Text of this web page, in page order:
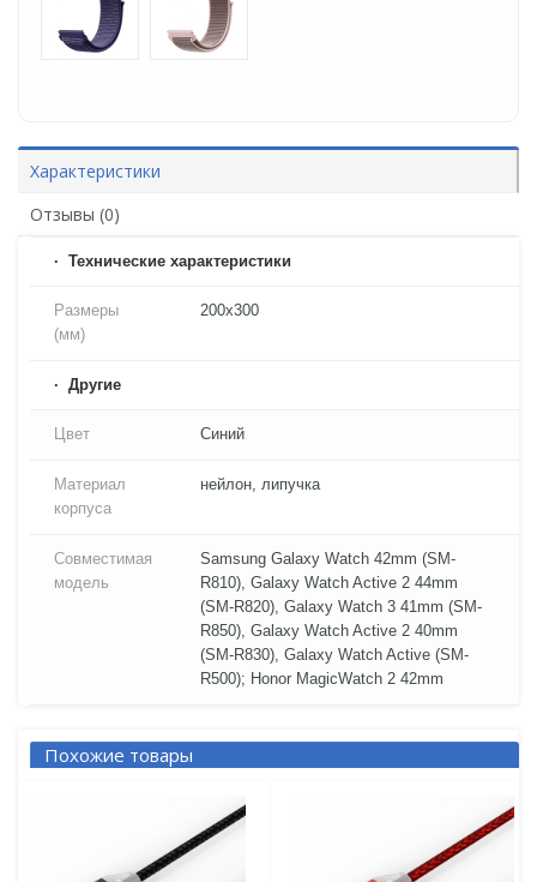
Характеристики
Отзывы (0)
Технические характеристики
Размеры
(мм)
200х300
Другие
Цвет Синий
Материал
корпуса
нейлон, липучка
Совместимая
модель
Samsung Galaxy Watch 42mm (SM-
R810), Galaxy Watch Active 2 44mm
(SM-R820), Galaxy Watch 3 41mm (SM-
R850), Galaxy Watch Active 2 40mm
(SM-R830), Galaxy Watch Active (SM-
R500); Honor MagicWatch 2 42mm
Похожие товары